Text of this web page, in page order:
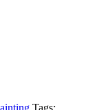
Tags: